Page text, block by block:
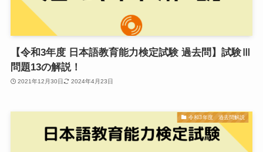
【令和3年度 日本語教育能力検定試験 過去問】試験Ⅲ
問題13の解説！
2021年12月30日 2024年4月23日
令和3年度 過去問解説